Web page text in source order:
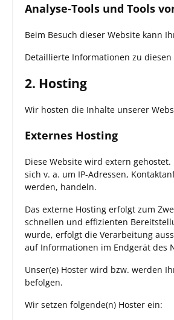
Analyse-Tools und Tools
Beim Besuch dieser Website kann
Detaillierte Informationen zu
2. Hosting
Wir hosten die Inhalte unserer
Externes Hosting
Diese Website wird extern
sich v. a. um IP-Adressen,
werden, handeln.
Das externe Hosting erfolgt zum
schnellen und effizienten
wurde, erfolgt die Verarbeitung
auf Informationen im Endgerät des
Unser(e) Hoster wird bzw. werden
befolgen.
Wir setzen folgende(n) Hoster ein: